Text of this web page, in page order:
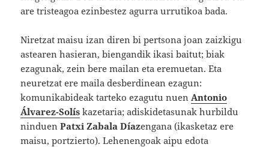
are tristeagoa ezinbestez agurra urrutikoa bada.
Niretzat maisu izan diren bi pertsona joan zaizkigu
astearen hasieran, biengandik ikasi baitut; biak
ezagunak, zein bere mailan eta eremuetan. Eta
neuretzat ere maila desberdinean ezagun:
komunikabideak tarteko ezagutu nuen Antonio
Álvarez-Solís kazetaria; adiskidetasunak hurbildu
ninduenPatxi Zabala Díazengana (ikasketaz ere
maisu, portzierto). Lehenengoak aipu edota